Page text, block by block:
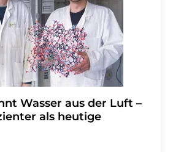
Newsletters
Wasser aus der Luft –
als heutige